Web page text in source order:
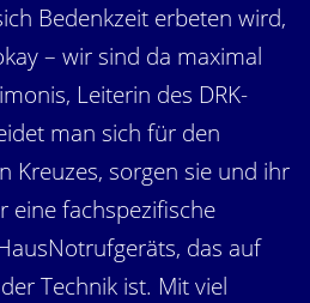
Bedenkzeit erbeten wird,
– wir sind da maximal
Leiterin des DRK-
man sich für den
Kreuzes, sorgen sie und ihr
eine fachspezifische
das auf
Technik ist. Mit viel